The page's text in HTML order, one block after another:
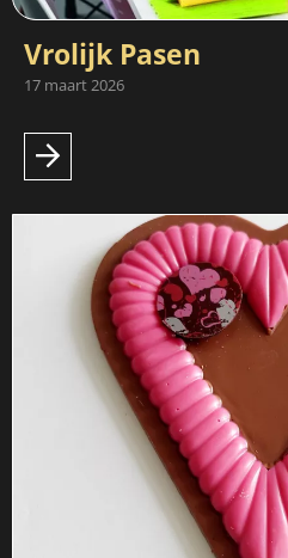
Vrolijk Pasen
17 maart 2026